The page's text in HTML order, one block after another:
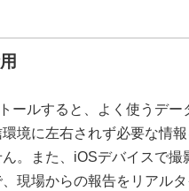
ールすると、よく使うデ
境に左右されず必要な情
。また、iOSデバイスで
現場からの報告をリアル